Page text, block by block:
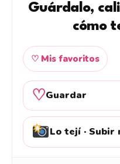
Guárdalo,
cómo
♡ Mis favoritos
♡Guardar
Lo tejí ·